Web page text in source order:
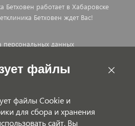
Бетховен работает в Хабаровске
Бетховен ждет Вас!
персональных данных
файлы
файлы Cookie и
для сбора и хранения
сайт, Вы